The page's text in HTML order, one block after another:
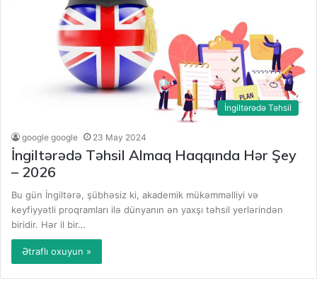
İngiltərədə Təhsil
google google 23 May 2024
İngiltərədə Təhsil Almaq Haqqında Hər Şey
– 2026
Bu gün İngiltərə, şübhəsiz ki, akademik mükəmməlliyi və
keyfiyyətli proqramları ilə dünyanın ən yaxşı təhsil yerlərindən
biridir. Hər il bir…
Ətraflı oxuyun »